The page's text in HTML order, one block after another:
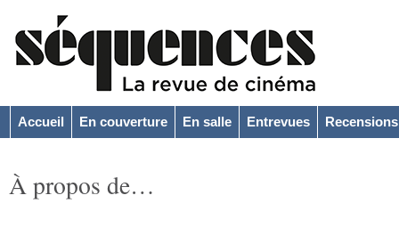
Accueil En couverture En salle Entrevues Recensions
À propos de…